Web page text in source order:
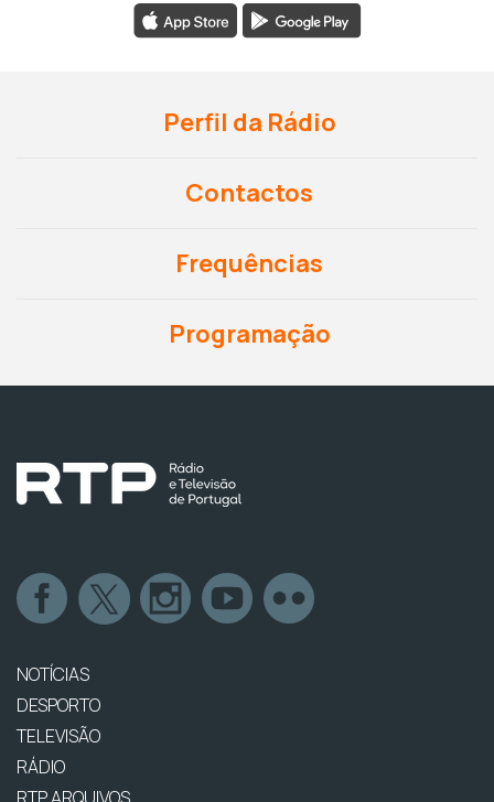
Perfil da Rádio
Contactos
Frequências
Programação
NOTÍCIAS
DESPORTO
TELEVISÃO
RÁDIO